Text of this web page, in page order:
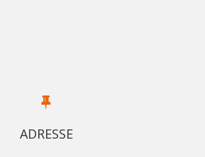
ADRESSE